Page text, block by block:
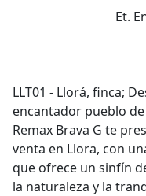
Et.
LLT01 - Llorá, finca;
encantador pueblo
Remax Brava G te
venta en Llora, con
que ofrece un sinfín
la naturaleza y la